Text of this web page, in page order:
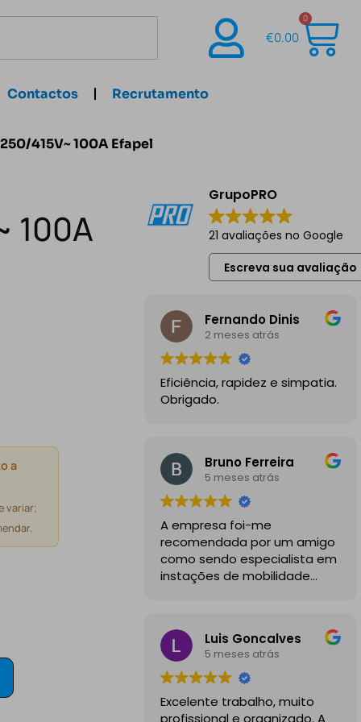
€0.00
0
Contactos Recrutamento
415V~ 100A Efapel
100A
a
variar;
GrupoPRO
21 avaliações no Google
Escreva sua avaliação
Fernando Dinis
2 meses atrás
Eficiência, rapidez e simpatia.
Obrigado.
Bruno Ferreira
5 meses atrás
A empresa foi-me
recomendada por um amigo
como sendo especialista em
instações de mobilidade
profissionais, comunicativos e
disponiveis para todas as
minhas dúvidas.
A instalação de tomada
reforçada em garagem
Luis Goncalves
5 meses atrás
Excelente trabalho, muito
profissional e organizado. A